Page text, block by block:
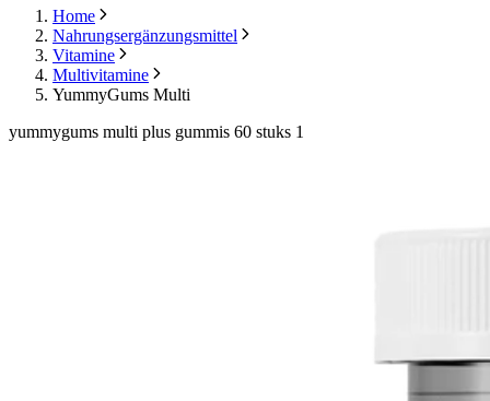
Home
Nahrungsergänzungsmittel
Vitamine
Multivitamine
YummyGums Multi
yummygums multi plus gummis 60 stuks 1